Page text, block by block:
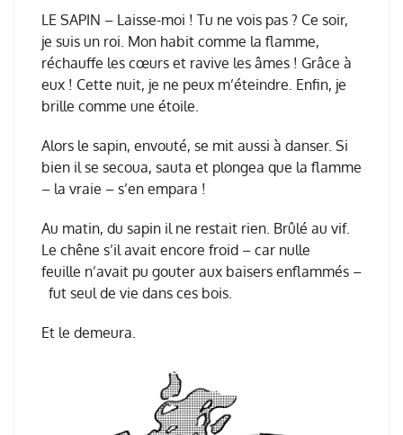
LE SAPIN – Laisse-moi ! Tu ne vois pas ? Ce soir,
je suis un roi. Mon habit comme la flamme,
réchauffe les cœurs et ravive les âmes ! Grâce à
eux ! Cette nuit, je ne peux m’éteindre. Enfin, je
brille comme une étoile.
Alors le sapin, envouté, se mit aussi à danser. Si
bien il se secoua, sauta et plongea que la flamme
– la vraie – s’en empara !
Au matin, du sapin il ne restait rien. Brûlé au vif.
Le chêne s’il avait encore froid – car nulle
feuille n’avait pu gouter aux baisers enflammés –
fut seul de vie dans ces bois.
Et le demeura.